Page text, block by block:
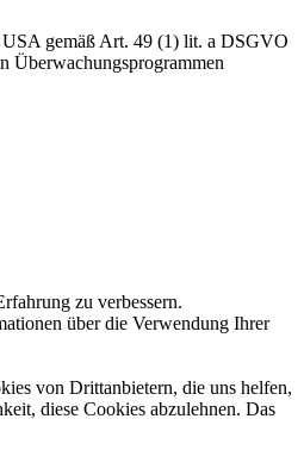
USA gemäß Art. 49 (1) lit. a DSGVO
Überwachungsprogrammen
zu verbessern.
über die Verwendung Ihrer
von Drittanbietern, die uns helfen,
diese Cookies abzulehnen. Das